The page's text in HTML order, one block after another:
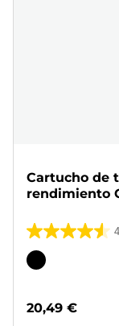
Cartucho de
rendimiento
4.5
de
232
Cartucho
20,49 €